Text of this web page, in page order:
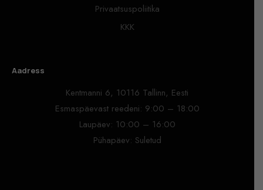
Privaatsuspoliitika
KKK
Aadress
Kentmanni 6, 10116 Tallinn, Eesti
Esmaspäevast reedeni: 9:00 – 18:00
Laupäev: 10:00 – 16:00
Pühapäev: Suletud